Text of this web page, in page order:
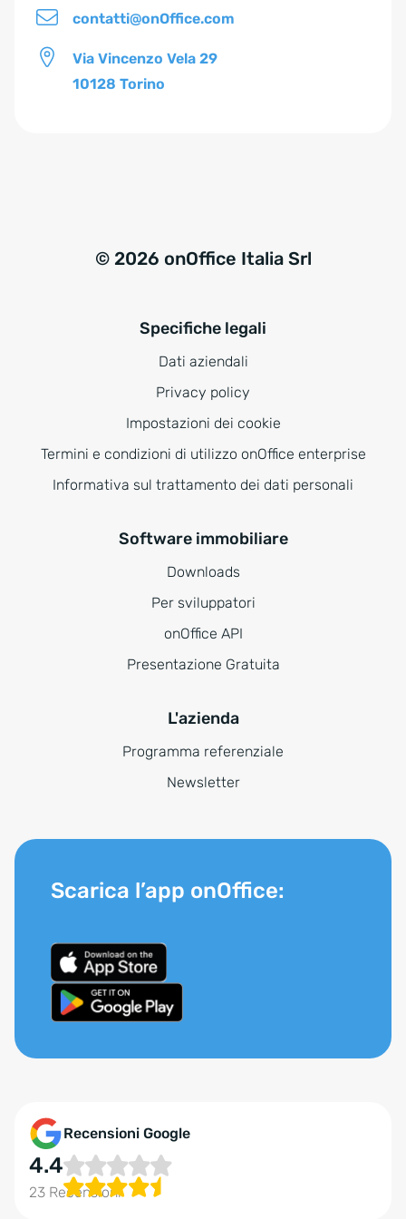
contatti@onOffice.com
Via Vincenzo Vela 29
10128 Torino
© 2026 onOffice Italia Srl
Specifiche legali
Dati aziendali
Privacy policy
Impostazioni dei cookie
Termini e condizioni di utilizzo onOffice enterprise
Informativa sul trattamento dei dati personali
Software immobiliare
Downloads
Per sviluppatori
onOffice API
Presentazione Gratuita
L'azienda
Programma referenziale
Newsletter
Recensioni Google
4.4
23 Recensioni
Scarica l’app onOffice: